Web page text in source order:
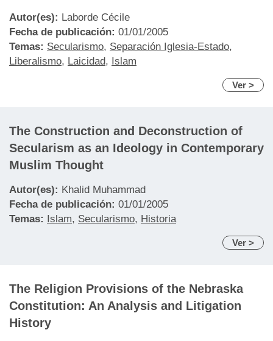
Autor(es): Laborde Cécile
Fecha de publicación: 01/01/2005
Temas: Secularismo, Separación Iglesia-Estado,
Liberalismo, Laicidad, Islam
Ver >
The Construction and Deconstruction of
Secularism as an Ideology in Contemporary
Muslim Thought
Autor(es): Khalid Muhammad
Fecha de publicación: 01/01/2005
Temas: Islam, Secularismo, Historia
Ver >
The Religion Provisions of the Nebraska
Constitution: An Analysis and Litigation
History